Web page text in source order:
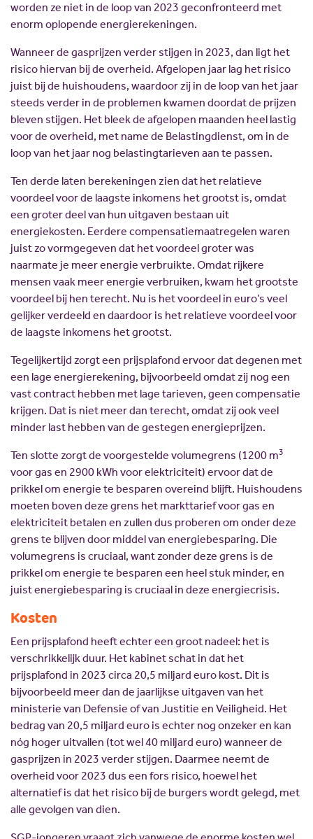
worden ze niet in de loop van 2023 geconfronteerd met
enorm oplopende energierekeningen.
Wanneer de gasprijzen verder stijgen in 2023, dan ligt het
risico hiervan bij de overheid. Afgelopen jaar lag het risico
juist bij de huishoudens, waardoor zij in de loop van het jaar
steeds verder in de problemen kwamen doordat de prijzen
bleven stijgen. Het bleek de afgelopen maanden heel lastig
voor de overheid, met name de Belastingdienst, om in de
loop van het jaar nog belastingtarieven aan te passen.
Ten derde laten berekeningen zien dat het relatieve
voordeel voor de laagste inkomens het grootst is, omdat
een groter deel van hun uitgaven bestaan uit
energiekosten. Eerdere compensatiemaatregelen waren
juist zo vormgegeven dat het voordeel groter was
naarmate je meer energie verbruikte. Omdat rijkere
mensen vaak meer energie verbruiken, kwam het grootste
voordeel bij hen terecht. Nu is het voordeel in euro’s veel
gelijker verdeeld en daardoor is het relatieve voordeel voor
de laagste inkomens het grootst.
Tegelijkertijd zorgt een prijsplafond ervoor dat degenen met
een lage energierekening, bijvoorbeeld omdat zij nog een
vast contract hebben met lage tarieven, geen compensatie
krijgen. Dat is niet meer dan terecht, omdat zij ook veel
minder last hebben van de gestegen energieprijzen.
Ten slotte zorgt de voorgestelde volumegrens (1200 m3
voor gas en 2900 kWh voor elektriciteit) ervoor dat de
prikkel om energie te besparen overeind blijft. Huishoudens
moeten boven deze grens het markttarief voor gas en
elektriciteit betalen en zullen dus proberen om onder deze
grens te blijven door middel van energiebesparing. Die
volumegrens is cruciaal, want zonder deze grens is de
prikkel om energie te besparen een heel stuk minder, en
juist energiebesparing is cruciaal in deze energiecrisis.
Kosten
Een prijsplafond heeft echter een groot nadeel: het is
verschrikkelijk duur. Het kabinet schat in dat het
prijsplafond in 2023 circa 20,5 miljard euro kost. Dit is
bijvoorbeeld meer dan de jaarlijkse uitgaven van het
ministerie van Defensie of van Justitie en Veiligheid. Het
bedrag van 20,5 miljard euro is echter nog onzeker en kan
nóg hoger uitvallen (tot wel 40 miljard euro) wanneer de
gasprijzen in 2023 verder stijgen. Daarmee neemt de
overheid voor 2023 dus een fors risico, hoewel het
alternatief is dat het risico bij de burgers wordt gelegd, met
alle gevolgen van dien.